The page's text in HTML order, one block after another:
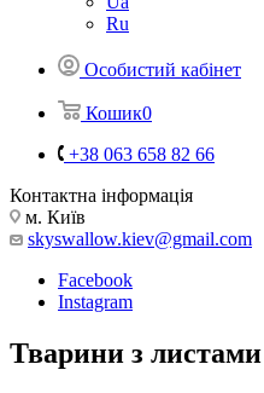
Ru
Особистий кабінет
Кошик0
+38 063 658 82 66
Контактна інформація
м. Київ
skyswallow.kiev@gmail.com
Facebook
Instagram
Тварини з листами